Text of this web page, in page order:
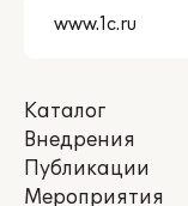
Каталог
Внедрения
Публикации
Мероприятия